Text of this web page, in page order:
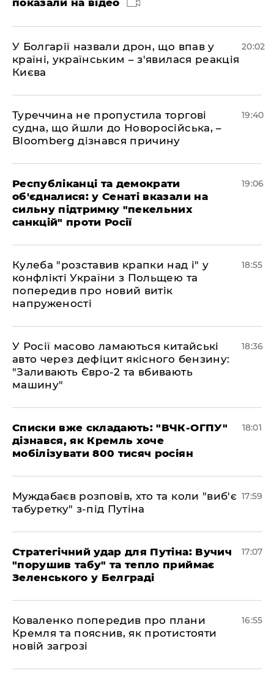
показали на відео
У Болгарії назвали дрон, що впав у
країні, українським – з'явилася реакція
Києва
20:02
Туреччина не пропустила торгові
судна, що йшли до Новоросійська, –
Bloomberg дізнався причину
19:40
Республіканці та демократи
об'єдналися: у Сенаті вказали на
сильну підтримку "пекельних
санкцій" проти Росії
19:06
Кулеба "розставив крапки над і" у
конфлікті України з Польщею та
попередив про новий витік
напруженості
18:55
У Росії масово ламаються китайські
авто через дефіцит якісного бензину:
"Заливають Євро-2 та вбивають
машину"
18:36
Списки вже складають: "ВЧК-ОГПУ"
дізнався, як Кремль хоче
мобілізувати 800 тисяч росіян
18:01
Муждабаєв розповів, хто та коли "виб'є
табуретку" з-під Путіна
17:59
Стратегічний удар для Путіна: Вучич
"порушив табу" та тепло приймає
Зеленського у Белграді
17:07
Коваленко попередив про плани
Кремля та пояснив, як протистояти
новій загрозі
16:55